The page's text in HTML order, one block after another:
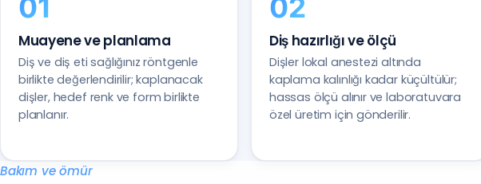
Muayene ve planlama
Diş ve diş eti sağlığınız röntgenle
birlikte değerlendirilir; kaplanacak
dişler, hedef renk ve form birlikte
planlanır.
Diş hazırlığı ve ölçü
Dişler lokal anestezi altında
kaplama kalınlığı kadar küçültülür;
hassas ölçü alınır ve laboratuvara
özel üretim için gönderilir.
Bakım ve ömür